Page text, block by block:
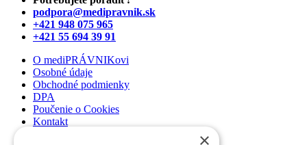
podpora@medipravnik.sk
+421 948 075 965
+421 55 694 39 91
O mediPRÁVNIKovi
Osobné údaje
Obchodné podmienky
DPA
Poučenie o Cookies
Kontakt
×